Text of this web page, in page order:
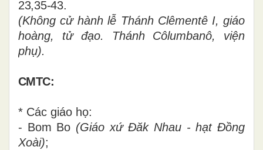
23,35-43.
(Không cử hành lễ Thánh Clêmentê I, giáo
hoàng, tử đạo. Thánh Côlumbanô, viện
phụ).
CMTC:
* Các giáo họ:
- Bom Bo (Giáo xứ Đăk Nhau - hạt Đồng
Xoài);